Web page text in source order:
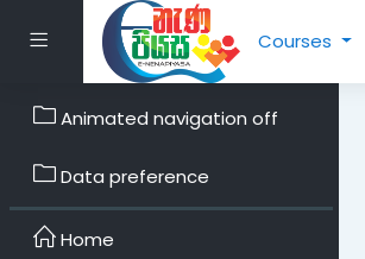
Side panel Courses
Animated navigation off
Data preference
Home